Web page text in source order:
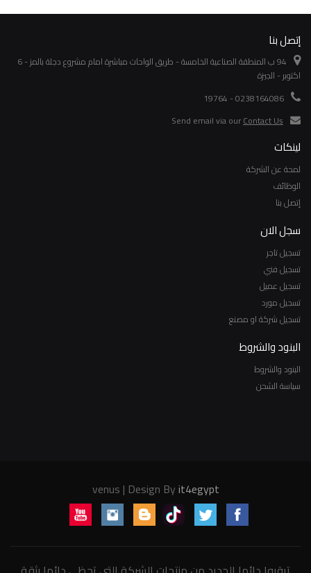
إتصل بنا
94 ب المنطقة الصناعية الخامسة - طريق الواحات مباشرة امام مشروع دجلة بالمز - 6
اكتوبر - الجيزة
0238164086 - 19764
Send email via ourContact Us
لينكات
لمحة عن الشركة
الوظائف
إتصل بنا
سجل الان
تسجيل تاجر
تسجيل فني
تسجيل عميل
تسجيل مورد
تسجيل شركة او مصنع
البنود والشروط
البنود والشروط
سياسة الشحن
venus | Design Byit4egypt